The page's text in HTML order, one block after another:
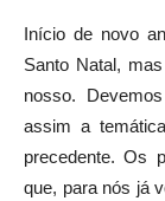
Início de novo
Santo Natal,
nosso.
assim a
precedente. Os
que, para nós já